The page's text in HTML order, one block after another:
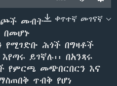
ቀጥተኛ መገናኛ
መብት
በመሆኑ
የሚገድቡ ሕጎች በግዛቶች
ይገኛሉ፡፡ በአንጻሩ
የምርጫ መጭበርበርን እና
ጥብቅ የሆነ